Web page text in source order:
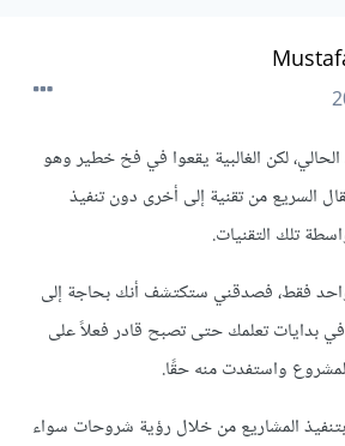
لكن الغالبية يقعوا في فخ خطير وهو
السريع من تقنية إلى أخرى دون تنفيذ
تلك التقنيات.
فقط، فصدقني ستكتشف أنك بحاجة إلى
بدايات تعلمك حتى تصبح قادر فعلاً على
واستفدت منه حقًا.
المشاريع من خلال رؤية شروحات سواء